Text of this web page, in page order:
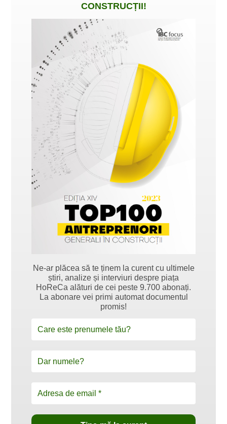
CONSTRUCȚII!
Ne-ar plăcea să te ținem la curent cu ultimele
știri, analize și interviuri despre piața
HoReCa alături de cei peste 9.700 abonați.
La abonare vei primi automat documentul
promis!